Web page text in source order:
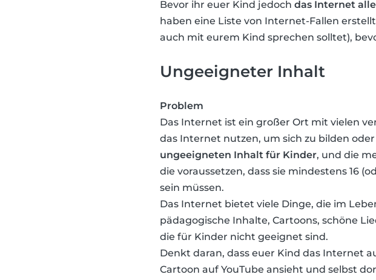
Bevor ihr euer Kind jedoch das Internet
haben eine Liste von Internet-Fallen
auch mit eurem Kind sprechen solltet),
Ungeeigneter Inhalt
Problem
Das Internet ist ein großer Ort mit vielen
das Internet nutzen, um sich zu bilden
ungeeigneten Inhalt für Kinder, und die
die voraussetzen, dass sie mindestens 16
sein müssen.
Das Internet bietet viele Dinge, die im
pädagogische Inhalte, Cartoons, schöne
die für Kinder nicht geeignet sind.
Denkt daran, dass euer Kind das Internet
Cartoon auf YouTube ansieht und selbst